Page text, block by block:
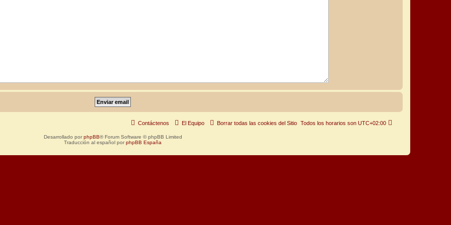
Todos los horarios son UTC+02:00
Borrar todas las cookies del Sitio
El Equipo
Contáctenos
Desarrollado por phpBB® Forum Software © phpBB Limited
Traducción al español por phpBB España